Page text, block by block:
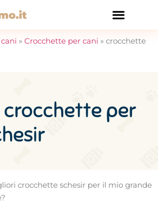
» Crocchette per cani » crocchette
crocchette per
crocchette schesir per il mio grande